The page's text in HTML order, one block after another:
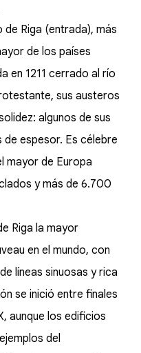
Riga (entrada), más
de los países
en 1211 cerrado al río
sus austeros
algunos de sus
espesor. Es célebre
mayor de Europa
y más de 6.700
Riga la mayor
en el mundo, con
líneas sinuosas y rica
se inició entre finales
aunque los edificios
del